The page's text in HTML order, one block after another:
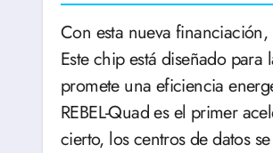
Con esta nueva
Este chip está diseñado
promete una eficiencia
REBEL-Quad es el primer
cierto, los centros de datos